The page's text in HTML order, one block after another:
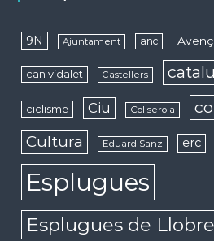
9N Ajuntament anc Avenç
can vidalet Castellers
ciclisme Ciu Collserola
Cultura Eduard Sanz erc
Esplugues
Esplugues de